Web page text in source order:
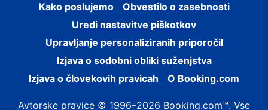
Kako poslujemo
Obvestilo o zasebnosti
Uredi nastavitve piškotkov
Upravljanje personaliziranih priporočil
Izjava o sodobni obliki suženjstva
Izjava o človekovih pravicah
O Booking.com
Avtorske pravice © 1996–2026 Booking.com™. Vse